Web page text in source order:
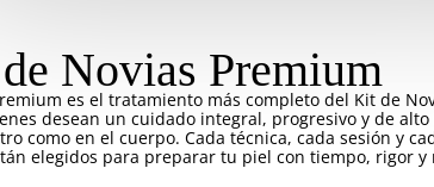
Novias Premium
es el tratamiento más completo del Kit de
desean un cuidado integral, progresivo y de
como en el cuerpo. Cada técnica, cada sesión y
elegidos para preparar tu piel con tiempo, rigor y